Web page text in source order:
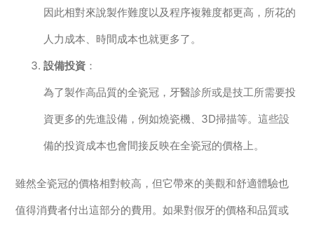
因此相對來說製作難度以及程序複雜度都更高，所花的
人力成本、時間成本也就更多了。
設備投資 ：
為了製作高品質的全瓷冠，牙醫診所或是技工所需要投
資更多的先進設備，例如燒瓷機、3D掃描等。這些設
備的投資成本也會間接反映在全瓷冠的價格上。
雖然全瓷冠的價格相對較高，但它帶來的美觀和舒適體驗也
值得消費者付出這部分的費用。如果對假牙的價格和品質或